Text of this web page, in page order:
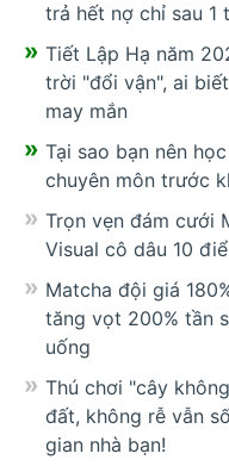
trả hết nợ chỉ sau 1
Tiết Lập Hạ năm
trời "đổi vận", ai
may mắn
Tại sao bạn nên
chuyên môn trước
Trọn vẹn đám cưới
Visual cô dâu 10
Matcha đội giá
tăng vọt 200% tần
uống
Thú chơi "cây
đất, không rễ vẫn
gian nhà bạn!